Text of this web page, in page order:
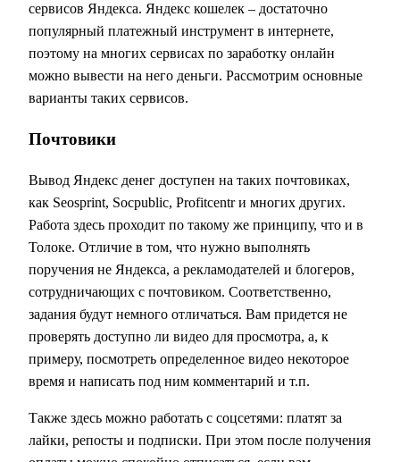
сервисов Яндекса. Яндекс кошелек – достаточно
популярный платежный инструмент в интернете,
поэтому на многих сервисах по заработку онлайн
можно вывести на него деньги. Рассмотрим основные
варианты таких сервисов.
Почтовики
Вывод Яндекс денег доступен на таких почтовиках,
как Seosprint, Socpublic, Profitcentr и многих других.
Работа здесь проходит по такому же принципу, что и в
Толоке. Отличие в том, что нужно выполнять
поручения не Яндекса, а рекламодателей и блогеров,
сотрудничающих с почтовиком. Соответственно,
задания будут немного отличаться. Вам придется не
проверять доступно ли видео для просмотра, а, к
примеру, посмотреть определенное видео некоторое
время и написать под ним комментарий и т.п.
Также здесь можно работать с соцсетями: платят за
лайки, репосты и подписки. При этом после получения